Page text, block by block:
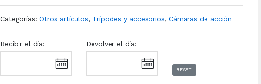
Categorías: Otros artículos, Trípodes y accesorios, Cámaras de acción
Recibir el día: Devolver el día:
RESET